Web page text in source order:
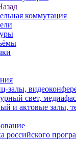
коммутация
залы,
свет,
и актовые залы,
российского